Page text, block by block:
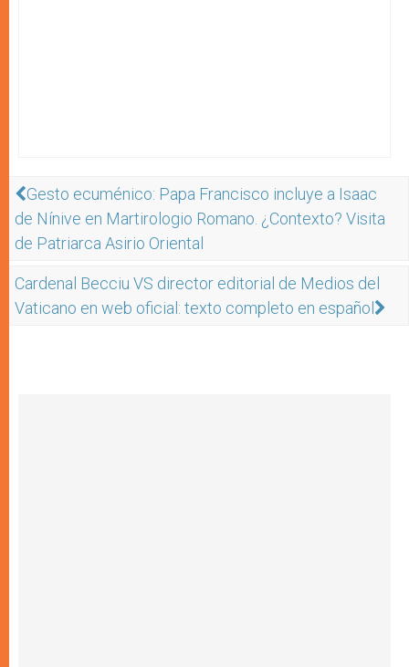
Gesto ecuménico: Papa Francisco incluye a Isaac
de Nínive en Martirologio Romano. ¿Contexto? Visita
de Patriarca Asirio Oriental
Cardenal Becciu VS director editorial de Medios del
Vaticano en web oficial: texto completo en español